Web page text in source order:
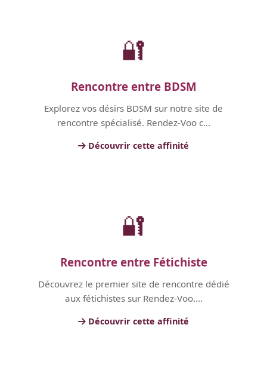
🔐
Rencontre entre BDSM
Explorez vos désirs BDSM sur notre site de
rencontre spécialisé. Rendez-Voo c...
Découvrir cette affinité
🔐
Rencontre entre Fétichiste
Découvrez le premier site de rencontre dédié
aux fétichistes sur Rendez-Voo....
Découvrir cette affinité